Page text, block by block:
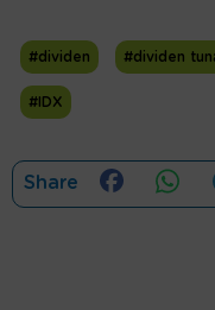
#dividen #dividen
#IDX
Share